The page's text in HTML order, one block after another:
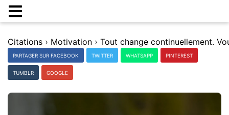
Citations › Motivation ›
PARTAGER SUR FACEBOOK TWITTER WHATSAPP PINTEREST
TUMBLR GOOGLE